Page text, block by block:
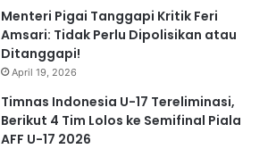
Menteri Pigai Tanggapi Kritik Feri
Amsari: Tidak Perlu Dipolisikan atau
Ditanggapi!
April 19, 2026
Timnas Indonesia U-17 Tereliminasi,
Berikut 4 Tim Lolos ke Semifinal Piala
AFF U-17 2026